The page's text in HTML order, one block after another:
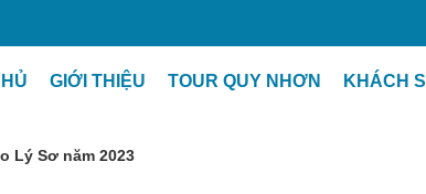
GIỚI THIỆU TOUR QUY NHƠN KHÁCH
Lý Sơ năm 2023